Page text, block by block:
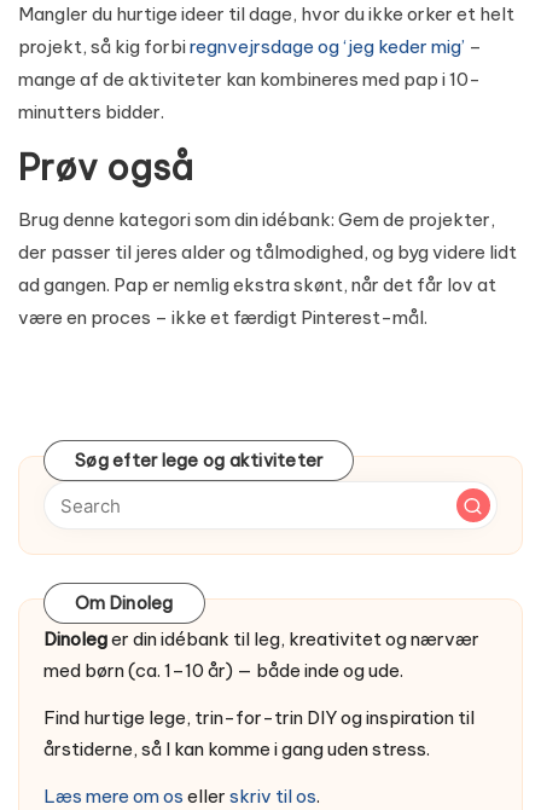
Mangler du hurtige ideer til dage, hvor du ikke orker et helt
projekt, så kig forbiregnvejrsdage og ‘jeg keder mig’ –
mange af de aktiviteter kan kombineres med pap i 10-
minutters bidder.
Prøv også
Brug denne kategori som din idébank: Gem de projekter,
der passer til jeres alder og tålmodighed, og byg videre lidt
ad gangen. Pap er nemlig ekstra skønt, når det får lov at
være en proces – ikke et færdigt Pinterest-mål.
Søg efter lege og aktiviteter
Om Dinoleg
Dinoleger din idébank til leg, kreativitet og nærvær
med børn (ca. 1–10 år) — både inde og ude.
Find hurtige lege, trin-for-trin DIY og inspiration til
årstiderne, så I kan komme i gang uden stress.
Læs mere om os eller skriv til os.